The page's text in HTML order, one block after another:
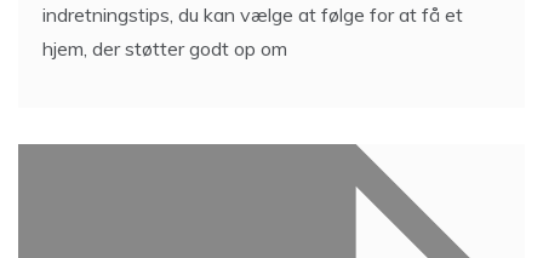
indretningstips, du kan vælge at følge for at få et
hjem, der støtter godt op om